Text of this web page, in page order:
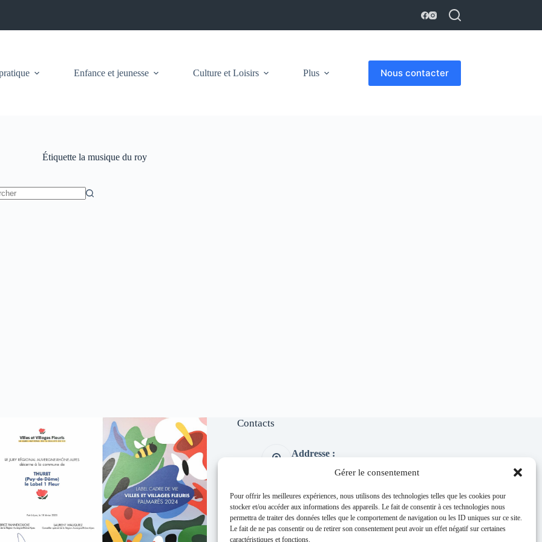
Gérer le consentement
Pour offrir les meilleures expériences, nous utilisons des technologies telles que les cookies pour
stocker et/ou accéder aux informations des appareils. Le fait de consentir à ces technologies nous
permettra de traiter des données telles que le comportement de navigation ou les ID uniques sur ce site.
Le fait de ne pas consentir ou de retirer son consentement peut avoir un effet négatif sur certaines
caractéristiques et fonctions.
Enfance et jeunesse Culture et Loisirs Plus Nous contacter
Étiquette la musique du roy
Contacts
Addresse :
04 73 97 91 58
E-mail :
mairie@thuret.fr
Permanences :